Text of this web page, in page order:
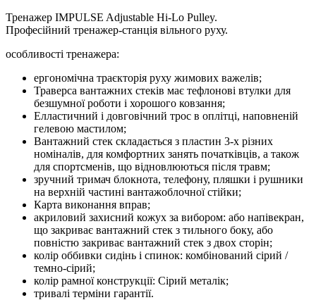
Тренажер IMPULSE Adjustable Hi-Lo Pulley.
Професійний тренажер-станція вільного руху.
особливості тренажера:
ергономічна траєкторія руху жимових важелів;
Траверса вантажних стеків має тефлонові втулки для
безшумної роботи і хорошого ковзання;
Елластичний і довговічний трос в оплітці, наповненій
гелевою мастилом;
Вантажний стек складається з пластин 3-х різних
номіналів, для комфортних занять початківців, а також
для спортсменів, що відновлюються після травм;
зручний тримач блокнота, телефону, пляшки і рушники
на верхній частині вантажоблочної стійки;
Карта виконання вправ;
акриловий захисний кожух за вибором: або напівекран,
що закриває вантажний стек з тильного боку, або
повністю закриває вантажний стек з двох сторін;
колір оббивки сидінь і спинок: комбінований сірий /
темно-сірий;
колір рамної конструкції: Сірий металік;
тривалі терміни гарантії.